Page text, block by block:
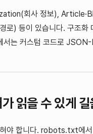
회사 정보),
) 등이 있습니다. 구조화
는 커스텀 코드로 JSON-
읽을 수 있게 길
야 합니다. robots.txt에